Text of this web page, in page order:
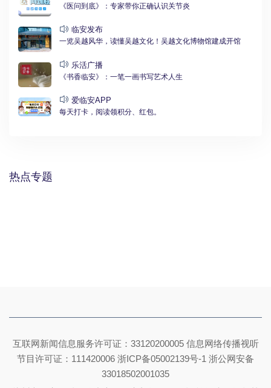
《医问到底》：专家带你正确认识关节炎
临安发布
一览吴越风华，读懂吴越文化！吴越文化博物馆建成开馆
乐活广播
《书香临安》：一笔一画书写艺术人生
爱临安APP
每天打卡，阅读领积分、红包。
热点专题
互联网新闻信息服务许可证：33120200005 信息网络传播视听
节目许可证：111420006 浙ICP备05002139号-1 浙公网安备
33018502001035